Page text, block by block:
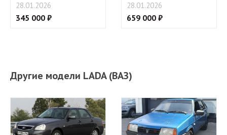
28.01.2026
345 000 ₽
28.01.2026
659 000 ₽
Другие модели LADA (ВАЗ)